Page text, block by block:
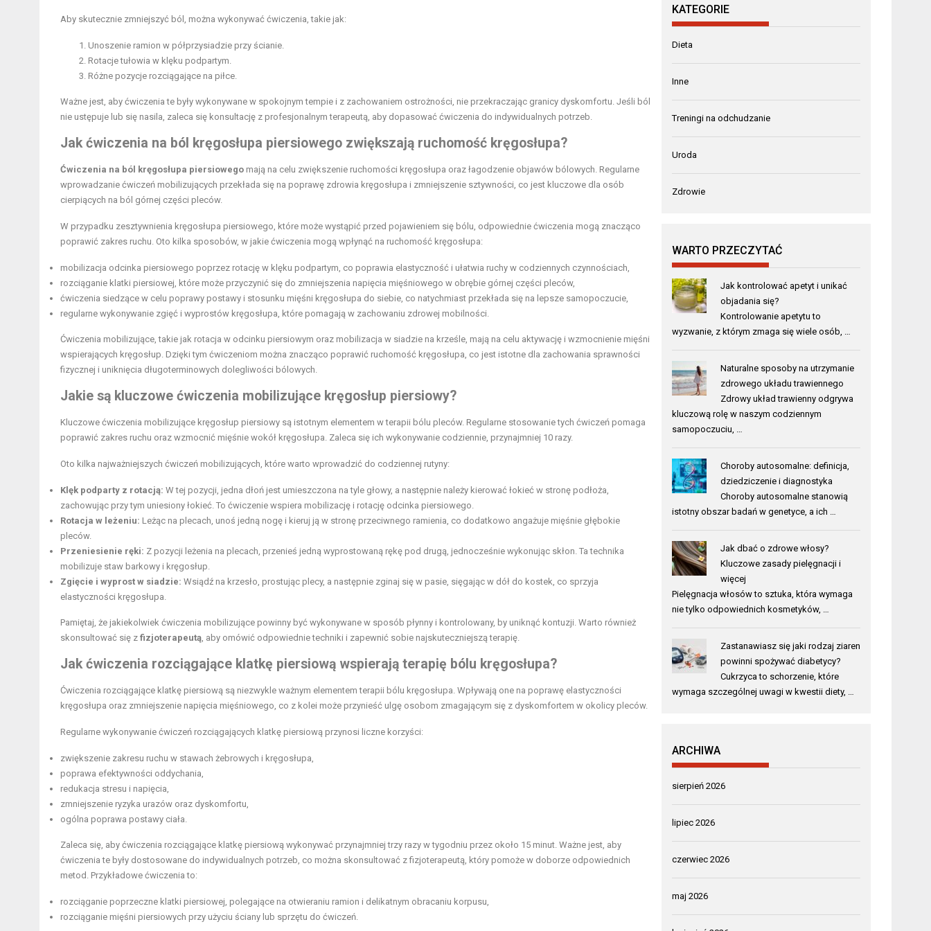
Aby skutecznie zmniejszyć ból, można wykonywać ćwiczenia, takie jak:
Unoszenie ramion w półprzysiadzie przy ścianie.
Rotacje tułowia w klęku podpartym.
Różne pozycje rozciągające na piłce.
Ważne jest, aby ćwiczenia te były wykonywane w spokojnym tempie i z zachowaniem ostrożności, nie przekraczając granicy dyskomfortu. Jeśli ból
nie ustępuje lub się nasila, zaleca się konsultację z profesjonalnym terapeutą, aby dopasować ćwiczenia do indywidualnych potrzeb.
Jak ćwiczenia na ból kręgosłupa piersiowego zwiększają ruchomość kręgosłupa?
Ćwiczenia na ból kręgosłupa piersiowego mają na celu zwiększenie ruchomości kręgosłupa oraz łagodzenie objawów bólowych. Regularne
wprowadzanie ćwiczeń mobilizujących przekłada się na poprawę zdrowia kręgosłupa i zmniejszenie sztywności, co jest kluczowe dla osób
cierpiących na ból górnej części pleców.
W przypadku zesztywnienia kręgosłupa piersiowego, które może wystąpić przed pojawieniem się bólu, odpowiednie ćwiczenia mogą znacząco
poprawić zakres ruchu. Oto kilka sposobów, w jakie ćwiczenia mogą wpłynąć na ruchomość kręgosłupa:
mobilizacja odcinka piersiowego poprzez rotację w klęku podpartym, co poprawia elastyczność i ułatwia ruchy w codziennych czynnościach,
rozciąganie klatki piersiowej, które może przyczynić się do zmniejszenia napięcia mięśniowego w obrębie górnej części pleców,
ćwiczenia siedzące w celu poprawy postawy i stosunku mięśni kręgosłupa do siebie, co natychmiast przekłada się na lepsze samopoczucie,
regularne wykonywanie zgięć i wyprostów kręgosłupa, które pomagają w zachowaniu zdrowej mobilności.
Ćwiczenia mobilizujące, takie jak rotacja w odcinku piersiowym oraz mobilizacja w siadzie na krześle, mają na celu aktywację i wzmocnienie mięśni
wspierających kręgosłup. Dzięki tym ćwiczeniom można znacząco poprawić ruchomość kręgosłupa, co jest istotne dla zachowania sprawności
fizycznej i uniknięcia długoterminowych dolegliwości bólowych.
Jakie są kluczowe ćwiczenia mobilizujące kręgosłup piersiowy?
Kluczowe ćwiczenia mobilizujące kręgosłup piersiowy są istotnym elementem w terapii bólu pleców. Regularne stosowanie tych ćwiczeń pomaga
poprawić zakres ruchu oraz wzmocnić mięśnie wokół kręgosłupa. Zaleca się ich wykonywanie codziennie, przynajmniej 10 razy.
Oto kilka najważniejszych ćwiczeń mobilizujących, które warto wprowadzić do codziennej rutyny:
Klęk podparty z rotacją: W tej pozycji, jedna dłoń jest umieszczona na tyle głowy, a następnie należy kierować łokieć w stronę podłoża,
zachowując przy tym uniesiony łokieć. To ćwiczenie wspiera mobilizację i rotację odcinka piersiowego.
Rotacja w leżeniu: Leżąc na plecach, unoś jedną nogę i kieruj ją w stronę przeciwnego ramienia, co dodatkowo angażuje mięśnie głębokie
pleców.
Przeniesienie ręki: Z pozycji leżenia na plecach, przenieś jedną wyprostowaną rękę pod drugą, jednocześnie wykonując skłon. Ta technika
mobilizuje staw barkowy i kręgosłup.
Zgięcie i wyprost w siadzie: Wsiądź na krzesło, prostując plecy, a następnie zginaj się w pasie, sięgając w dół do kostek, co sprzyja
elastyczności kręgosłupa.
Pamiętaj, że jakiekolwiek ćwiczenia mobilizujące powinny być wykonywane w sposób płynny i kontrolowany, by uniknąć kontuzji. Warto również
skonsultować się z fizjoterapeutą , aby omówić odpowiednie techniki i zapewnić sobie najskuteczniejszą terapię.
Jak ćwiczenia rozciągające klatkę piersiową wspierają terapię bólu kręgosłupa?
Ćwiczenia rozciągające klatkę piersiową są niezwykle ważnym elementem terapii bólu kręgosłupa. Wpływają one na poprawę elastyczności
kręgosłupa oraz zmniejszenie napięcia mięśniowego, co z kolei może przynieść ulgę osobom zmagającym się z dyskomfortem w okolicy pleców.
Regularne wykonywanie ćwiczeń rozciągających klatkę piersiową przynosi liczne korzyści:
zwiększenie zakresu ruchu w stawach żebrowych i kręgosłupa,
poprawa efektywności oddychania,
redukacja stresu i napięcia,
zmniejszenie ryzyka urazów oraz dyskomfortu,
ogólna poprawa postawy ciała.
Zaleca się, aby ćwiczenia rozciągające klatkę piersiową wykonywać przynajmniej trzy razy w tygodniu przez około 15 minut. Ważne jest, aby
ćwiczenia te były dostosowane do indywidualnych potrzeb, co można skonsultować z fizjoterapeutą, który pomoże w doborze odpowiednich
metod. Przykładowe ćwiczenia to:
rozciąganie poprzeczne klatki piersiowej, polegające na otwieraniu ramion i delikatnym obracaniu korpusu,
rozciąganie mięśni piersiowych przy użyciu ściany lub sprzętu do ćwiczeń.
KATEGORIE
Dieta
Inne
Treningi na odchudzanie
Uroda
Zdrowie
WARTO PRZECZYTAĆ
Jak kontrolować apetyt i unikać
objadania się?
Kontrolowanie apetytu to
wyzwanie, z którym zmaga się wiele osób, …
Naturalne sposoby na utrzymanie
zdrowego układu trawiennego
Zdrowy układ trawienny odgrywa
kluczową rolę w naszym codziennym
samopoczuciu, …
Choroby autosomalne: definicja,
dziedziczenie i diagnostyka
Choroby autosomalne stanowią
istotny obszar badań w genetyce, a ich …
Jak dbać o zdrowe włosy?
Kluczowe zasady pielęgnacji i
więcej
Pielęgnacja włosów to sztuka, która wymaga
nie tylko odpowiednich kosmetyków, …
Zastanawiasz się jaki rodzaj ziaren
powinni spożywać diabetycy?
Cukrzyca to schorzenie, które
wymaga szczególnej uwagi w kwestii diety, …
ARCHIWA
sierpień 2026
lipiec 2026
czerwiec 2026
maj 2026